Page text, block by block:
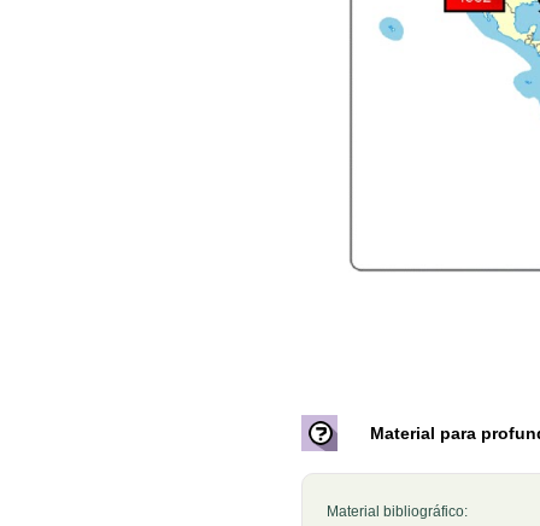
Material para
Material bibliográfico: